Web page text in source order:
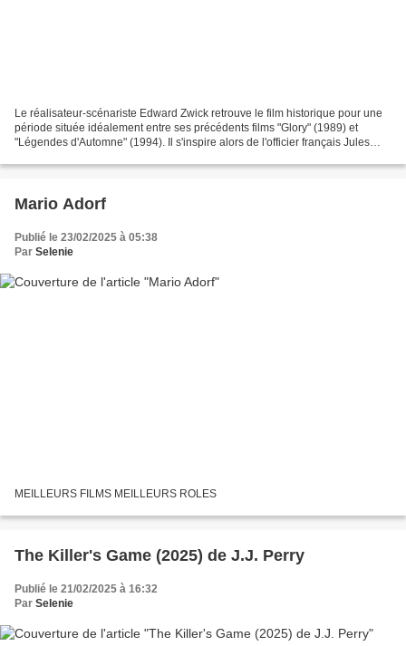
Le réalisateur-scénariste Edward Zwick retrouve le film historique pour une
période située idéalement entre ses précédents films "Glory" (1989) et
"Légendes d'Automne" (1994). Il s'inspire alors de l'officier français Jules
Mario Adorf
Publié le 23/02/2025 à 05:38
Par Selenie
MEILLEURS FILMS MEILLEURS ROLES
The Killer's Game (2025) de J.J. Perry
Publié le 21/02/2025 à 16:32
Par Selenie